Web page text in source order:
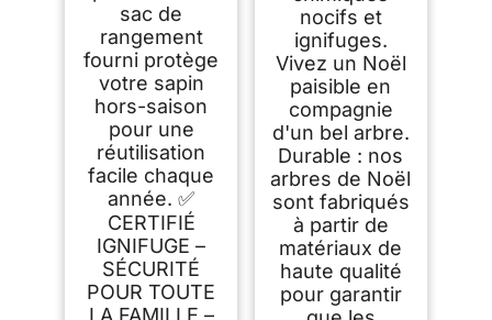
sac de
rangement
fourni protège
votre sapin
hors-saison
pour une
réutilisation
facile chaque
année. ✅
CERTIFIÉ
IGNIFUGE –
SÉCURITÉ
POUR TOUTE
LA FAMILLE –
nocifs et
ignifuges.
Vivez un Noël
paisible en
compagnie
d'un bel arbre.
Durable : nos
arbres de Noël
sont fabriqués
à partir de
matériaux de
haute qualité
pour garantir